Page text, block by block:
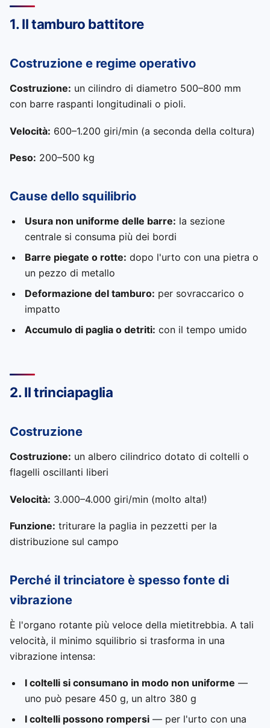
1. Il tamburo battitore
Costruzione e regime operativo
Costruzione: un cilindro di diametro 500–800 mm
con barre raspanti longitudinali o pioli.
Velocità: 600–1.200 giri/min (a seconda della coltura)
Peso: 200–500 kg
Cause dello squilibrio
Usura non uniforme delle barre: la sezione
centrale si consuma più dei bordi
Barre piegate o rotte: dopo l'urto con una pietra o
un pezzo di metallo
Deformazione del tamburo: per sovraccarico o
impatto
Accumulo di paglia o detriti: con il tempo umido
2. Il trinciapaglia
Costruzione
Costruzione: un albero cilindrico dotato di coltelli o
flagelli oscillanti liberi
Velocità: 3.000–4.000 giri/min (molto alta!)
Funzione: triturare la paglia in pezzetti per la
distribuzione sul campo
Perché il trinciatore è spesso fonte di
vibrazione
È l'organo rotante più veloce della mietitrebbia. A tali
velocità, il minimo squilibrio si trasforma in una
vibrazione intensa:
I coltelli si consumano in modo non uniforme —
uno può pesare 450 g, un altro 380 g
I coltelli possono rompersi— per l'urto con una